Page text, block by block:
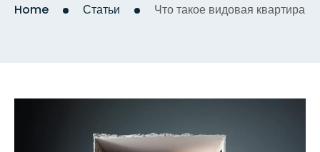
Home Статьи Что такое видовая квартира